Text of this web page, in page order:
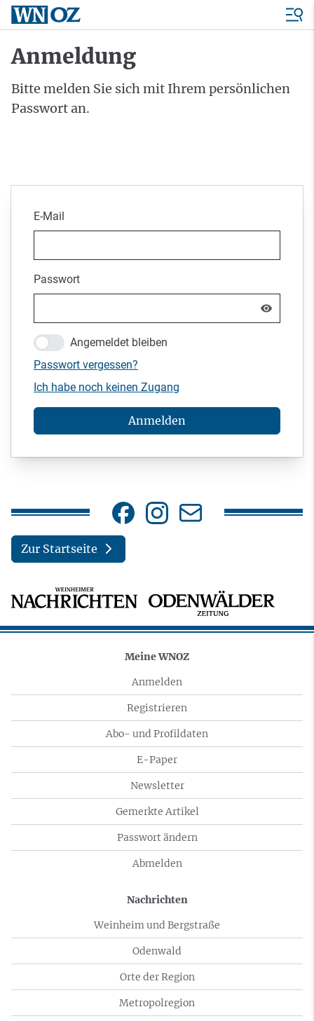
Anmeldung
Bitte melden Sie sich mit Ihrem persönlichen
Passwort an.
E-Mail
Passwort
Angemeldet bleiben
Passwort vergessen?
Ich habe noch keinen Zugang
Anmelden
Zur Startseite
Meine WNOZ
Anmelden
Registrieren
Abo- und Profildaten
E-Paper
Newsletter
Gemerkte Artikel
Passwort ändern
Abmelden
Nachrichten
Weinheim und Bergstraße
Odenwald
Orte der Region
Metropolregion